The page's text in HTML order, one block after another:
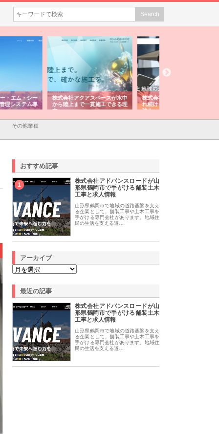
社アクアスペースが水中
上まで一貫施工できる理
株式会社地盤調査事務所が選ば
れ続ける理由と建設コンサルの
強み
その他業種
おすすめ記事
1
株式会社アドバンスロードが山
形県鶴岡市で手がける舗装土木
工事と求人情報
山形県鶴岡市で地域の道路基盤を支え
る企業として、舗装工事や土木工事を
手がける専門会社があります。地域住
民の生活を支える道…
アーカイブ
最近の記事
株式会社アドバンスロードが山
形県鶴岡市で手がける舗装土木
工事と求人情報
山形県鶴岡市で地域の道路基盤を支え
る企業として、舗装工事や土木工事を
手がける専門会社があります。地域住
民の生活を支える道…